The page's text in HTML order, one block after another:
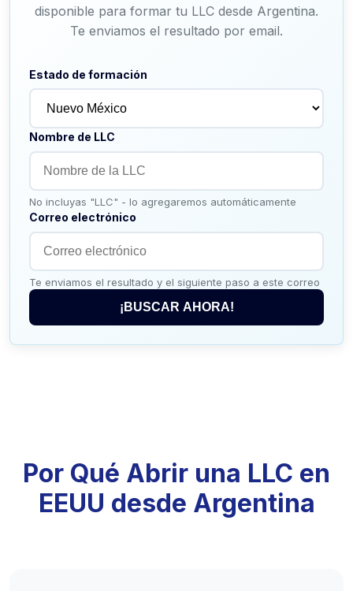
disponible para formar tu LLC desde Argentina.
Te enviamos el resultado por email.
Estado de formación
Nombre de LLC
No incluyas "LLC" - lo agregaremos automáticamente
Correo electrónico
Te enviamos el resultado y el siguiente paso a este correo
¡BUSCAR AHORA!
Por Qué Abrir una LLC en
EEUU desde Argentina